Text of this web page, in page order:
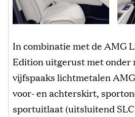
In combinatie met de AMG
Edition uitgerust met onder
vijfspaaks lichtmetalen
voor- en achterskirt,
sportuitlaat (uitsluitend